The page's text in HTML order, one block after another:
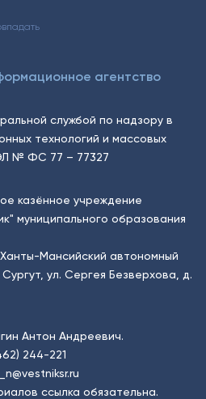
агентство
службой по надзору в
технологий и массовых
№ ФС 77 – 77327
казённое учреждение
муниципального образования
Мансийский автономный
ул. Сергея Безверхова, д.
Антон Андреевич.
244-221
ссылка обязательна.